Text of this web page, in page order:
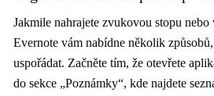
Jakmile nahrajete zvukovou stopu
Evernote vám nabídne několik
uspořádat. Začněte tím, že otevřete
do sekce „Poznámky“, kde najdete